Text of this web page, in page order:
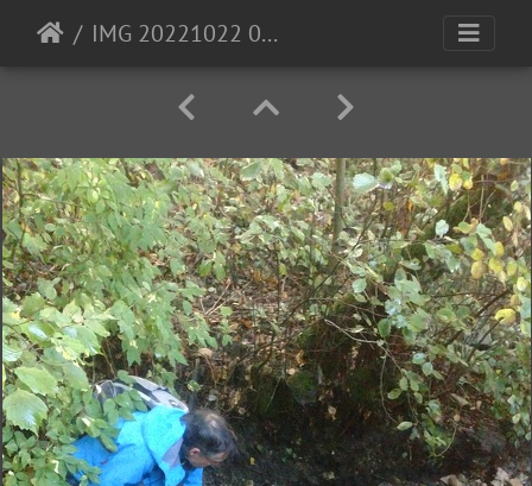
IMG 20221022 093033235 BURST001